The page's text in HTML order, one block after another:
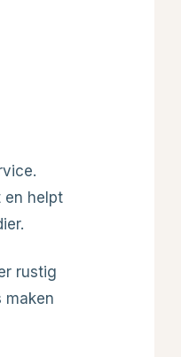
en helpt
rustig
maken